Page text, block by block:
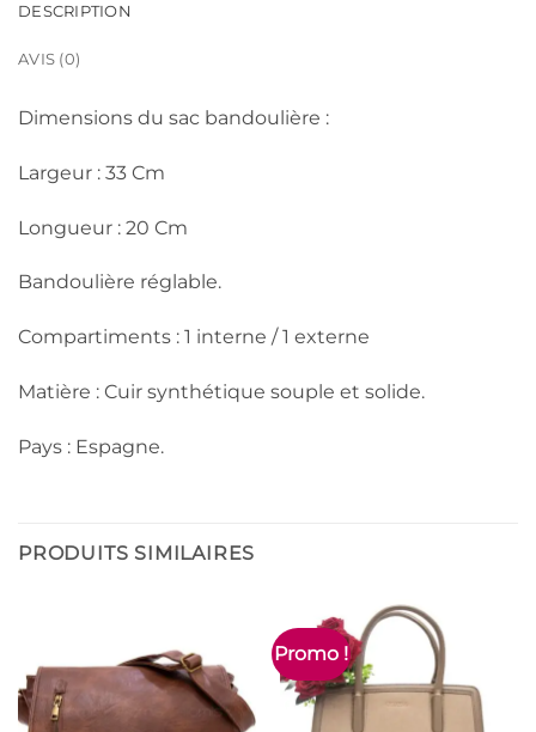
DESCRIPTION
AVIS (0)
Dimensions du sac bandoulière :
Largeur : 33 Cm
Longueur : 20 Cm
Bandoulière réglable.
Compartiments : 1 interne / 1 externe
Matière : Cuir synthétique souple et solide.
Pays : Espagne.
PRODUITS SIMILAIRES
Promo !